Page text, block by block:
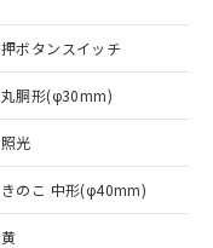
押ボタンスイッチ
丸胴形(φ30mm)
照光
きのこ 中形(φ40mm)
黄